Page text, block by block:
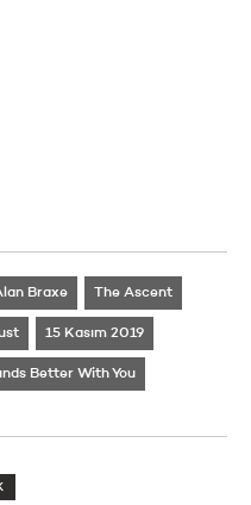
Braxe The Ascent
15 Kasım 2019
Better With You